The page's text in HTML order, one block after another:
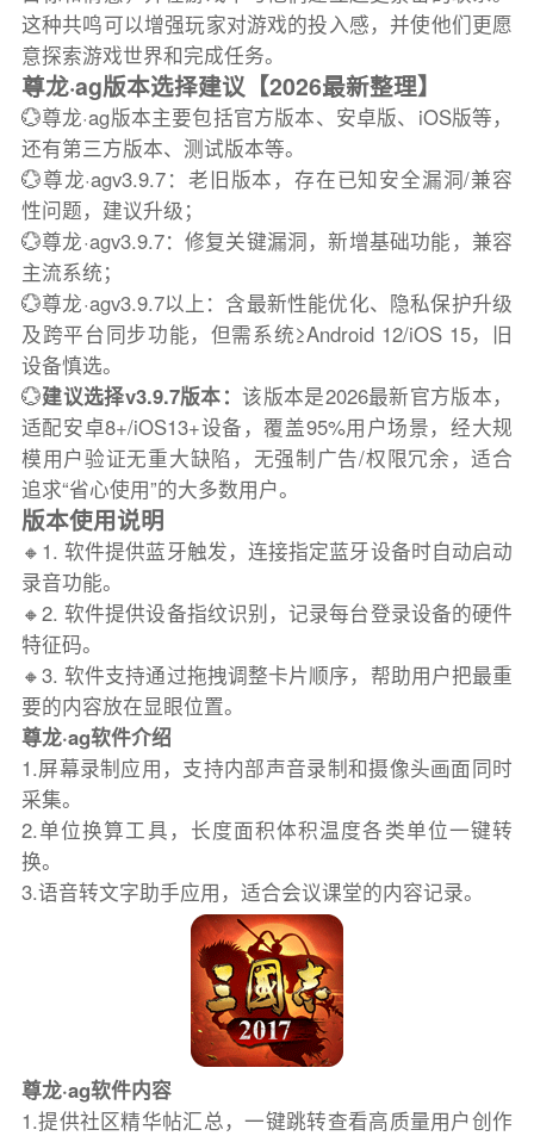
这种共鸣可以增强玩家对游戏的投入感，并使他们更愿
意探索游戏世界和完成任务。
尊龙·ag版本选择建议【2026最新整理】
💮尊龙·ag版本主要包括官方版本、安卓版、iOS版等，
还有第三方版本、测试版本等。
💮尊龙·agv3.9.7：老旧版本，存在已知安全漏洞/兼容
性问题，建议升级；
💮尊龙·agv3.9.7：修复关键漏洞，新增基础功能，兼容
主流系统；
💮尊龙·agv3.9.7以上：含最新性能优化、隐私保护升级
及跨平台同步功能，但需系统≥Android 12/iOS 15，旧
设备慎选。
💮建议选择v3.9.7版本：该版本是2026最新官方版本，
适配安卓8+/iOS13+设备，覆盖95%用户场景，经大规
模用户验证无重大缺陷，无强制广告/权限冗余，适合
追求“省心使用”的大多数用户。
版本使用说明
🔸1. 软件提供蓝牙触发，连接指定蓝牙设备时自动启动
录音功能。
🔸2. 软件提供设备指纹识别，记录每台登录设备的硬件
特征码。
🔸3. 软件支持通过拖拽调整卡片顺序，帮助用户把最重
要的内容放在显眼位置。
尊龙·ag软件介绍
1.屏幕录制应用，支持内部声音录制和摄像头画面同时
采集。
2.单位换算工具，长度面积体积温度各类单位一键转
换。
3.语音转文字助手应用，适合会议课堂的内容记录。
尊龙·ag软件内容
1.提供社区精华帖汇总，一键跳转查看高质量用户创作